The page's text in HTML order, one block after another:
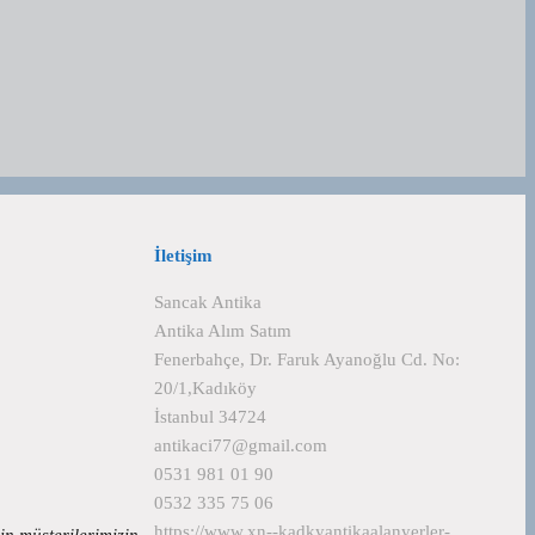
İletişim
Sancak Antika
Antika Alım Satım
Fenerbahçe, Dr. Faruk Ayanoğlu Cd. No:
20/1,Kadıköy
İstanbul 34724
antikaci77@gmail.com
0531 981 01 90
0532 335 75 06